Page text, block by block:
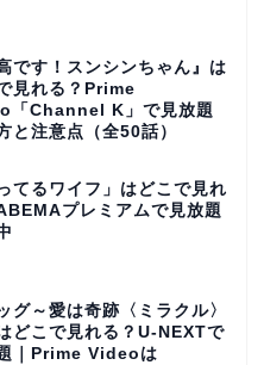
です！スンシンちゃん』は
見れる？Prime
「Channel K」で見放題
と注意点（全50話）
てるワイフ」はどこで見れ
プレミアムで見放題
グ～愛は奇跡〈ミラクル〉
どこで見れる？U-NEXTで
｜Prime Videoは